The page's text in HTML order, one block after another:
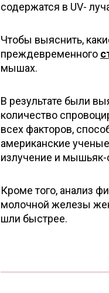
содержатся в UV-
Чтобы выяснить,
преждевременного
мышах.
В результате были
количество
всех факторов,
американские
излучение и
Кроме того, анализ
молочной железы
шли быстрее.